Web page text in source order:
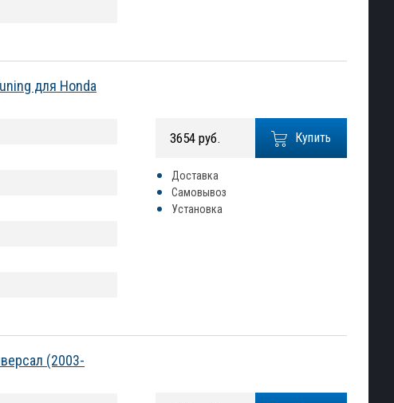
для Honda
Купить
3654 руб.
Доставка
Самовывоз
Установка
(2003-